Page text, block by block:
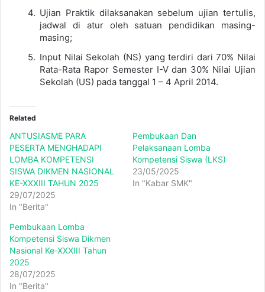
Ujian Praktik dilaksanakan sebelum ujian tertulis,
jadwal di atur oleh satuan pendidikan masing-
masing;
Input Nilai Sekolah (NS) yang terdiri dari 70% Nilai
Rata-Rata Rapor Semester I-V dan 30% Nilai Ujian
Sekolah (US) pada tanggal 1 – 4 April 2014.
Related
ANTUSIASME PARA
PESERTA MENGHADAPI
LOMBA KOMPETENSI
SISWA DIKMEN NASIONAL
KE-XXXIII TAHUN 2025
29/07/2025
In "Berita"
Pembukaan Dan
Pelaksanaan Lomba
Kompetensi Siswa (LKS)
23/05/2025
In "Kabar SMK"
Pembukaan Lomba
Kompetensi Siswa Dikmen
Nasional Ke-XXXIII Tahun
2025
28/07/2025
In "Berita"